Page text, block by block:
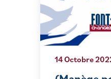
14 Octobre